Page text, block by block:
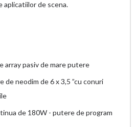
de scena.
array pasiv de mare putere
de neodim de 6 x 3,5 ”cu conuri
de 180W - putere de program